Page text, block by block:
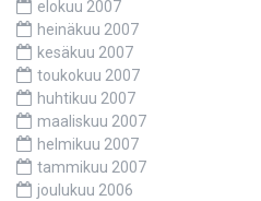
elokuu 2007
heinäkuu 2007
kesäkuu 2007
toukokuu 2007
huhtikuu 2007
maaliskuu 2007
helmikuu 2007
tammikuu 2007
joulukuu 2006